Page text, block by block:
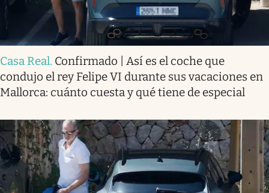
Casa Real. Confirmado | Así es el coche que
condujo el rey Felipe VI durante sus vacaciones en
Mallorca: cuánto cuesta y qué tiene de especial